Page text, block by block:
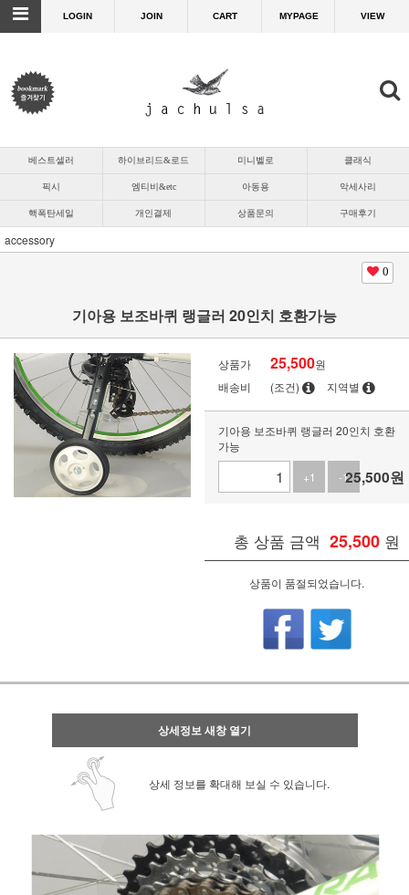
LOGIN JOIN CART MYPAGE VIEW
베스트셀러 하이브리드&로드 미니벨로 클래식
픽시 엠티비&etc 아동용 악세사리
핵폭탄세일 개인결제 상품문의 구매후기
accessory
0
기아용 보조바퀴 랭글러 20인치 호환가능
상품가 25,500원
배송비
(조건) 지역별
기아용 보조바퀴 랭글러 20인치 호환
가능
+1
-125,500원
총 상품 금액 25,500 원
상품이 품절되었습니다.
상세정보 새창 열기
상세 정보를 확대해 보실 수 있습니다.